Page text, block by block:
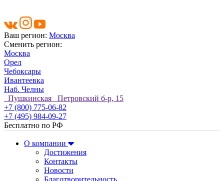
Ваш регион: Москва
Сменить регион:
Москва
Орел
Чебоксары
Ивантеевка
Наб. Челны
Пушкинская Петровский б-р, 15
+7 (800) 775-06-82
+7 (495) 984-09-27
Бесплатно по РФ
О компании
Достижения
Контакты
Новости